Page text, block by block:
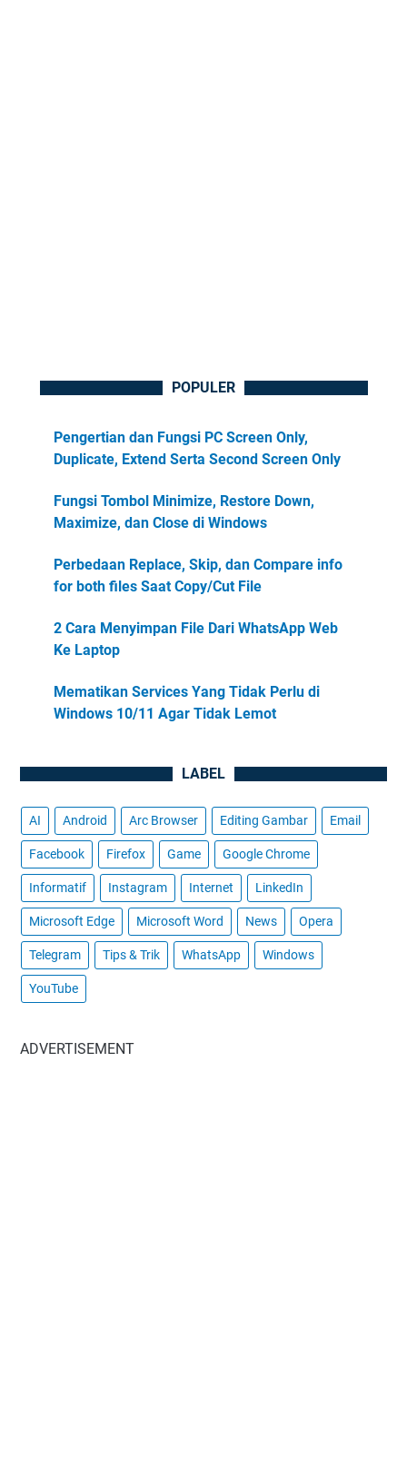
POPULER
Pengertian dan Fungsi PC Screen Only,
Duplicate, Extend Serta Second Screen Only
Fungsi Tombol Minimize, Restore Down,
Maximize, dan Close di Windows
Perbedaan Replace, Skip, dan Compare info
for both files Saat Copy/Cut File
2 Cara Menyimpan File Dari WhatsApp Web
Ke Laptop
Mematikan Services Yang Tidak Perlu di
Windows 10/11 Agar Tidak Lemot
LABEL
AI Android Arc Browser Editing Gambar Email
Facebook Firefox Game Google Chrome
Informatif Instagram Internet LinkedIn
Microsoft Edge Microsoft Word News Opera
Telegram Tips & Trik WhatsApp Windows
YouTube
ADVERTISEMENT